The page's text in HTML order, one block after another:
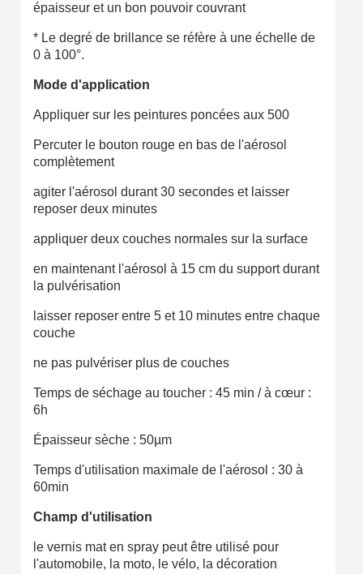
épaisseur et un bon pouvoir couvrant
* Le degré de brillance se réfère à une échelle de
0 à 100°.
Mode d'application
Appliquer sur les peintures poncées aux 500
Percuter le bouton rouge en bas de l'aérosol
complètement
agiter l'aérosol durant 30 secondes et laisser
reposer deux minutes
appliquer deux couches normales sur la surface
en maintenant l'aérosol à 15 cm du support durant
la pulvérisation
laisser reposer entre 5 et 10 minutes entre chaque
couche
ne pas pulvériser plus de couches
Temps de séchage au toucher : 45 min / à cœur :
6h
Épaisseur sèche : 50µm
Temps d'utilisation maximale de l'aérosol : 30 à
60min
Champ d'utilisation
le vernis mat en spray peut être utilisé pour
l'automobile, la moto, le vélo, la décoration